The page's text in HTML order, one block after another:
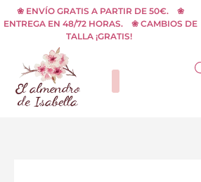
al
contenido
❀ ENVÍO GRATIS A PARTIR DE 50€. ❀
ENTREGA EN 48/72 HORAS. ❀ CAMBIOS DE
TALLA ¡GRATIS!